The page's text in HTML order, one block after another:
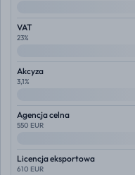
VAT
23%
Akcyza
3,1%
Agencja celna
550 EUR
Licencja eksportowa
610 EUR